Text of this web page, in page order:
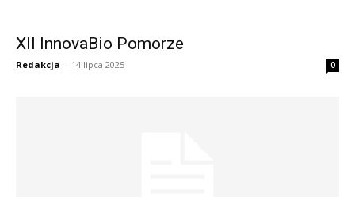
XII InnovaBio Pomorze
Redakcja - 14 lipca 2025 0